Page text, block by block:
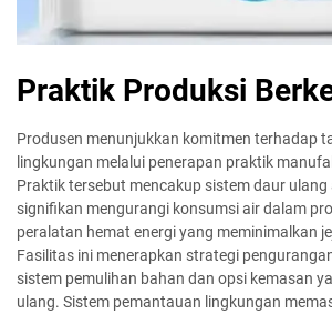
Praktik Produksi
Produsen menunjukkan komitmen terhadap
lingkungan melalui penerapan praktik
Praktik tersebut mencakup sistem daur ulang
signifikan mengurangi konsumsi air dalam
peralatan hemat energi yang meminimalkan
Fasilitas ini menerapkan strategi
sistem pemulihan bahan dan opsi kemasan
ulang. Sistem pemantauan lingkungan